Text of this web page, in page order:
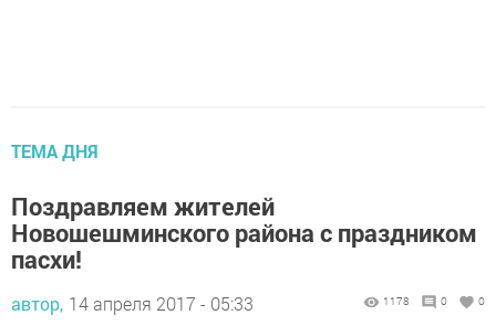
ТЕМА ДНЯ
Поздравляем жителей
Новошешминского района с праздником
пасхи!
автор, 14 апреля 2017 - 05:33 1178 0 0